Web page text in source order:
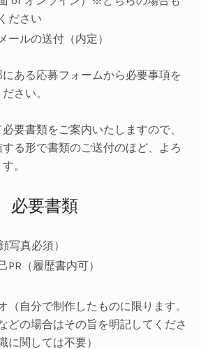
ださい
ールの送付（内定）
ある応募フォームから必要事項を
さい。
要書類をご案内いたしますので、
る形で書類のご送付のほど、よろ
。
必要書類
写真必須）
PR（履歴書内可）
（自分で制作したものに限ります。
どの場合はその旨を明記してくださ
に関しては不要）